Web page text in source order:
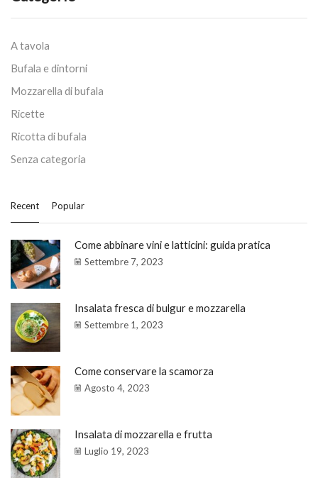
A tavola
Bufala e dintorni
Mozzarella di bufala
Ricette
Ricotta di bufala
Senza categoria
Recent Popular
Come abbinare vini e latticini: guida pratica
Settembre 7, 2023
Insalata fresca di bulgur e mozzarella
Settembre 1, 2023
Come conservare la scamorza
Agosto 4, 2023
Insalata di mozzarella e frutta
Luglio 19, 2023